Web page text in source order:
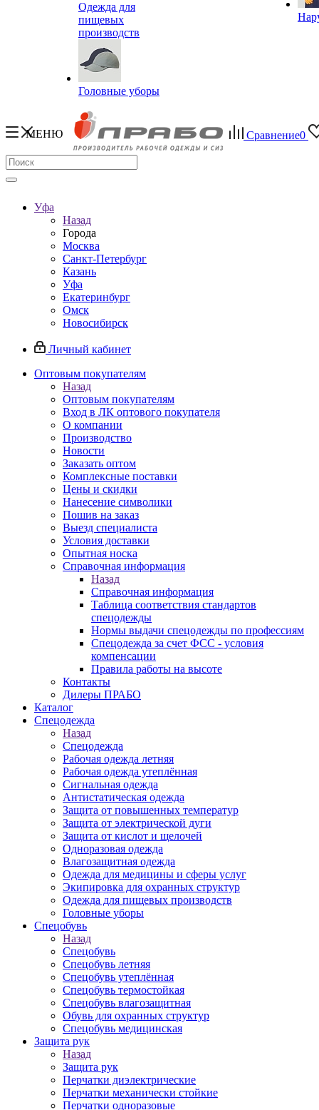
Одежда для
пищевых
производств
Головные уборы
МЕНЮ Сравнение0
Уфа
Назад
Города
Москва
Санкт-Петербург
Казань
Уфа
Екатеринбург
Омск
Новосибирск
Личный кабинет
Оптовым покупателям
Назад
Оптовым покупателям
Вход в ЛК оптового покупателя
О компании
Производство
Новости
Заказать оптом
Комплексные поставки
Цены и скидки
Нанесение символики
Пошив на заказ
Выезд специалиста
Условия доставки
Опытная носка
Справочная информация
Назад
Справочная информация
Таблица соответствия стандартов
спецодежды
Нормы выдачи спецодежды по профессиям
Спецодежда за счет ФСС - условия
компенсации
Правила работы на высоте
Контакты
Дилеры ПРАБО
Каталог
Спецодежда
Назад
Спецодежда
Рабочая одежда летняя
Рабочая одежда утеплённая
Сигнальная одежда
Антистатическая одежда
Защита от повышенных температур
Защита от электрической дуги
Защита от кислот и щелочей
Одноразовая одежда
Влагозащитная одежда
Одежда для медицины и сферы услуг
Экипировка для охранных структур
Одежда для пищевых производств
Головные уборы
Спецобувь
Назад
Спецобувь
Спецобувь летняя
Спецобувь утеплённая
Спецобувь термостойкая
Спецобувь влагозащитная
Обувь для охранных структур
Спецобувь медицинская
Защита рук
Назад
Защита рук
Перчатки диэлектрические
Перчатки механически стойкие
Перчатки одноразовые